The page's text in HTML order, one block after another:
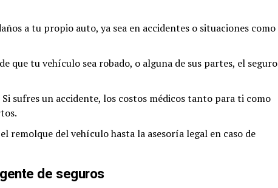
a tu propio auto, ya sea en accidentes o situaciones como
que tu vehículo sea robado, o alguna de sus partes, el seguro
Si sufres un accidente, los costos médicos tanto para ti como
el remolque del vehículo hasta la asesoría legal en caso de
de seguros